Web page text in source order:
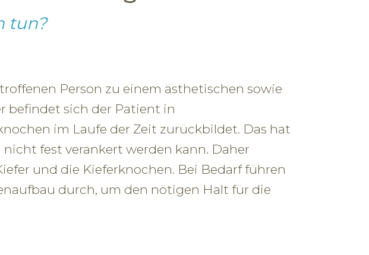
tun?
Person zu einem ästhetischen sowie
befindet sich der Patient in
im Laufe der Zeit zurückbildet. Das hat
fest verankert werden kann. Daher
und die Kieferknochen. Bei Bedarf führen
durch, um den nötigen Halt für die